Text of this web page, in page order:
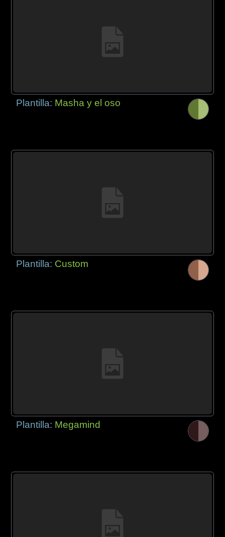
Plantilla: Masha y el oso
Plantilla: Custom
Plantilla: Megamind